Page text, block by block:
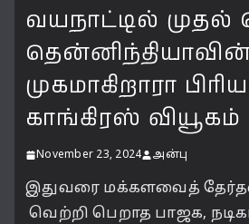
வயநாட்டில் முதல்
முகமாகிறாரா
காங்கிரஸ்
November 23, 2024 அன்பு
இதுவரை மக்களவைத்
வெற்றி பெறாத பாஜக,